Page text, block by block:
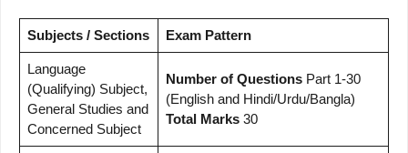
Subjects / Sections Exam Pattern
Language
(Qualifying) Subject,
General Studies and
Concerned Subject
Number of QuestionsPart 1-30
(English and Hindi/Urdu/Bangla)
Total Marks30